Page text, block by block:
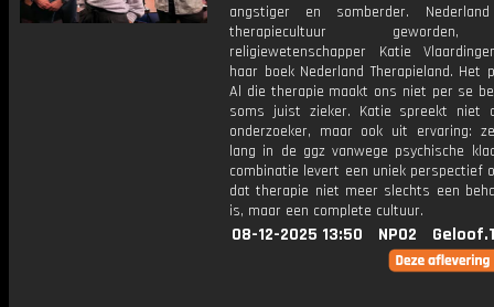
angstiger en somberder.
therapiecultuur
religiewetenschapper Katie
haar boek Nederland Therapieland. Het
Al die therapie maakt ons niet per se
soms juist zieker. Katie spreekt niet
onderzoeker, maar ook uit ervaring:
lang in de ggz vanwege psychische
combinatie levert een uniek perspectief
dat therapie niet meer slechts een
is, maar een complete cultuur.
08-12-2025 13:50 NPO2